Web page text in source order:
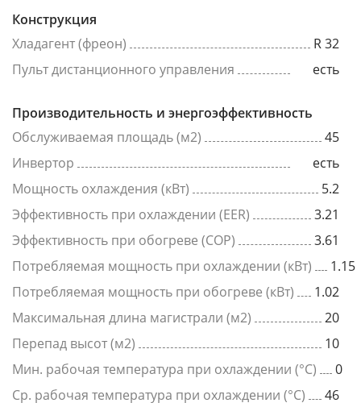
Конструкция
Хладагент (фреон)
R 32
Пульт дистанционного управления
есть
Производительность и энергоэффективность
Обслуживаемая площадь (м2)
45
Инвертор
есть
Мощность охлаждения (кВт)
5.2
Эффективность при охлаждении (EER)
3.21
Эффективность при обогреве (COP)
3.61
Потребляемая мощность при охлаждении (кВт)
1.15
Потребляемая мощность при обогреве (кВт)
1.02
Максимальная длина магистрали (м2)
20
Перепад высот (м2)
10
Мин. рабочая температура при охлаждении (°C)
0
Ср. рабочая температура при охлаждении (°C)
46